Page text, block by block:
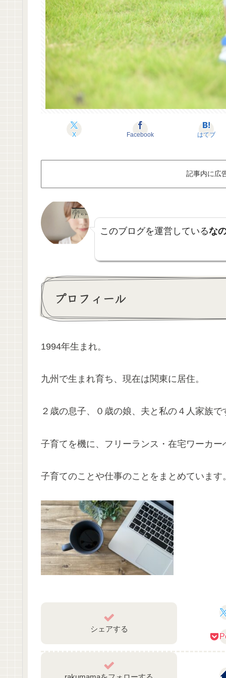
X Facebook はてブ
記事内に広
このブログを運営しているな
プロフィール
1994年生まれ。
九州で生まれ育ち、現在は関東に居住。
２歳の息子、０歳の娘、夫と私の４人家族で
子育てを機に、フリーランス・在宅ワーカー
子育てのことや仕事のことをまとめています
シェアする